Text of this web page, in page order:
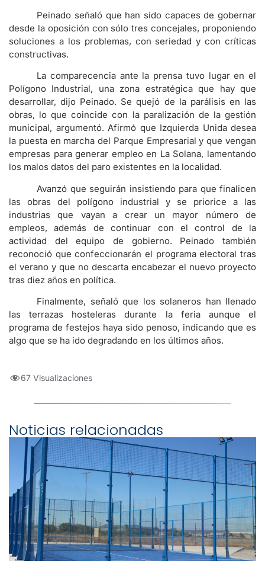
Peinado señaló que han sido capaces de gobernar
desde la oposición con sólo tres concejales, proponiendo
soluciones a los problemas, con seriedad y con críticas
constructivas.
La comparecencia ante la prensa tuvo lugar en el
Polígono Industrial, una zona estratégica que hay que
desarrollar, dijo Peinado. Se quejó de la parálisis en las
obras, lo que coincide con la paralización de la gestión
municipal, argumentó. Afirmó que Izquierda Unida desea
la puesta en marcha del Parque Empresarial y que vengan
empresas para generar empleo en La Solana, lamentando
los malos datos del paro existentes en la localidad.
Avanzó que seguirán insistiendo para que finalicen
las obras del polígono industrial y se priorice a las
industrias que vayan a crear un mayor número de
empleos, además de continuar con el control de la
actividad del equipo de gobierno. Peinado también
reconoció que confeccionarán el programa electoral tras
el verano y que no descarta encabezar el nuevo proyecto
tras diez años en política.
Finalmente, señaló que los solaneros han llenado
las terrazas hosteleras durante la feria aunque el
programa de festejos haya sido penoso, indicando que es
algo que se ha ido degradando en los últimos años.
67 Visualizaciones
Noticias relacionadas